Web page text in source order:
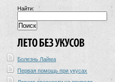
Найти:
Болезнь Лайма
Первая помощь при укусах